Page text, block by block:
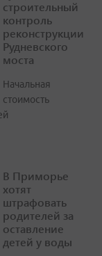
строительный
контроль
реконструкции
Рудневского
моста
Начальная
стоимость
В Приморье
хотят
штрафовать
родителей за
оставление
детей у воды